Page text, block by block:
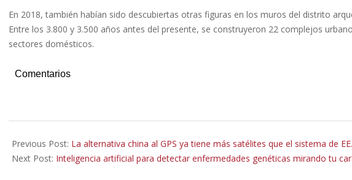
En 2018, también habían sido descubiertas otras figuras en los muros del distrito
Entre los 3.800 y 3.500 años antes del presente, se construyeron 22 complejos
sectores domésticos.
Comentarios
08-
21
Previous Post: La alternativa china al GPS ya tiene más satélites que el sistema de
Next Post: Inteligencia artificial para detectar enfermedades genéticas mirando tu